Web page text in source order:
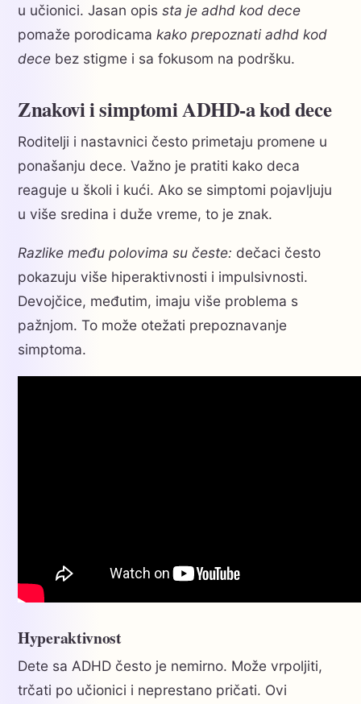
u učionici. Jasan opis sta je adhd kod dece
pomaže porodicama kako prepoznati adhd kod
dece bez stigme i sa fokusom na podršku.
Znakovi i simptomi ADHD-a kod dece
Roditelji i nastavnici često primetaju promene u
ponašanju dece. Važno je pratiti kako deca
reaguje u školi i kući. Ako se simptomi pojavljuju
u više sredina i duže vreme, to je znak.
Razlike među polovima su česte: dečaci često
pokazuju više hiperaktivnosti i impulsivnosti.
Devojčice, međutim, imaju više problema s
pažnjom. To može otežati prepoznavanje
simptoma.
Hyperaktivnost
Dete sa ADHD često je nemirno. Može vrpoljiti,
trčati po učionici i neprestano pričati. Ovi